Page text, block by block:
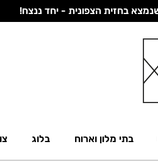
בתי מלון וארוח בלוג